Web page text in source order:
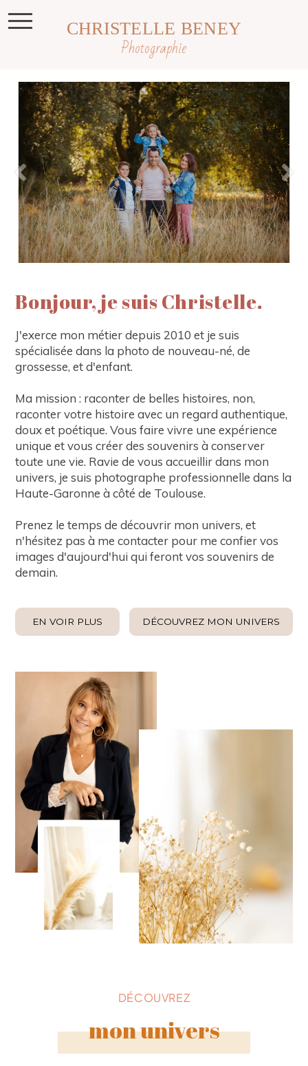
Photographie
CHRISTELLE BENEY
Bonjour, je suis Christelle.
J'exerce mon métier depuis 2010 et je suis
spécialisée dans la photo de nouveau-né, de
grossesse, et d'enfant.
Ma mission : raconter de belles histoires, non,
raconter votre histoire avec un regard authentique,
doux et poétique. Vous faire vivre une expérience
unique et vous créer des souvenirs à conserver
toute une vie. Ravie de vous accueillir dans mon
univers, je suis photographe professionnelle dans la
Haute-Garonne à côté de Toulouse.
Prenez le temps de découvrir mon univers, et
n'hésitez pas à me contacter pour me confier vos
images d'aujourd'hui qui feront vos souvenirs de
demain.
EN VOIR PLUS DÉCOUVREZ MON UNIVERS
DÉCOUVREZ
mon univers